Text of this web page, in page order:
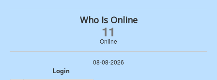
Who Is Online
11
Online
08-08-2026
Login